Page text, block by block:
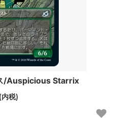
/Auspicious Starrix
税)